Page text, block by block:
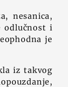
nesanica,
odlučnost i
je
iz takvog